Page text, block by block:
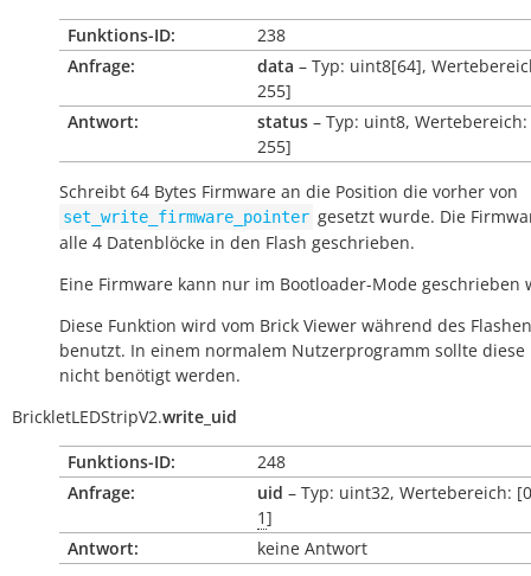
Funktions-ID:
238
Anfrage:
data – Typ: uint8[64],
255]
Antwort:
status – Typ: uint8,
255]
Schreibt 64 Bytes Firmware an die Position die vorher von
set_write_firmware_pointer gesetzt wurde. Die
alle 4 Datenblöcke in den Flash geschrieben.
Eine Firmware kann nur im Bootloader-Mode geschrieben
Diese Funktion wird vom Brick Viewer während des
benutzt. In einem normalem Nutzerprogramm sollte diese
nicht benötigt werden.
BrickletLEDStripV2.write_uid
Funktions-ID:
248
Anfrage:
uid – Typ: uint32, Wertebereich:
1]
Antwort:
keine Antwort